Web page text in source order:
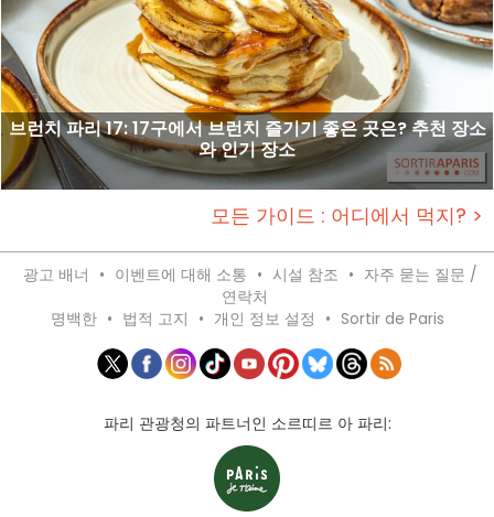
브런치 파리 17: 17구에서 브런치 즐기기 좋은 곳은? 추천 장소
와 인기 장소
모든 가이드 : 어디에서 먹지? >
광고 배너 • 이벤트에 대해 소통 • 시설 참조 • 자주 묻는 질문 /
연락처
명백한 • 법적 고지 • 개인 정보 설정 • Sortir de Paris
파리 관광청의 파트너인 소르띠르 아 파리: